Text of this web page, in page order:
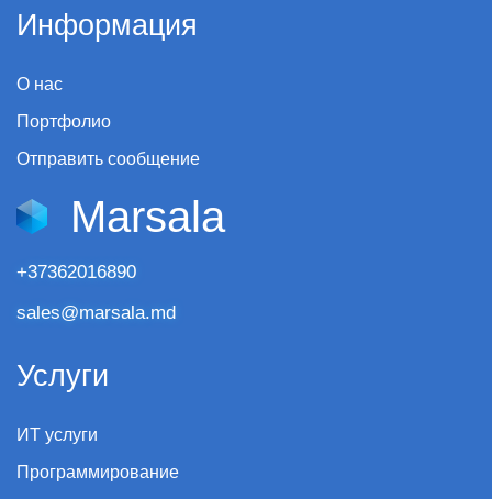
Информация
О нас
Портфолио
Отправить сообщение
Marsala
+37362016890
sales@marsala.md
Услуги
ИТ услуги
Программирование